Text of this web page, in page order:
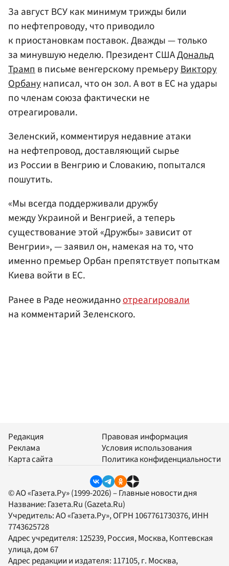
За август ВСУ как минимум трижды били
по нефтепроводу, что приводило
к приостановкам поставок. Дважды — только
за минувшую неделю. Президент СШАДональд
Трампв письме венгерскому премьеруВиктору
Орбанунаписал, что он зол. А вот в ЕС на удары
по членам союза фактически не
отреагировали.
Зеленский, комментируя недавние атаки
на нефтепровод, доставляющий сырье
из России в Венгрию и Словакию, попытался
пошутить.
«Мы всегда поддерживали дружбу
между Украиной и Венгрией, а теперь
существование этой «Дружбы» зависит от
Венгрии», — заявил он, намекая на то, что
именно премьер Орбан препятствует попыткам
Киева войти в ЕС.
Ранее в Раде неожиданноотреагировали
на комментарий Зеленского.
Редакция
Реклама
Карта сайта
Правовая информация
Условия использования
Политика конфиденциальности
© АО «Газета.Ру» (1999-2026) – Главные новости дня
Название: Газета.Ru (Gazeta.Ru)
Учредитель:АО «Газета.Ру», ОГРН 1067761730376, ИНН
7743625728
Адрес учредителя: 125239, Россия, Москва, Коптевская
улица, дом 67
Адрес редакции и издателя: 117105, г. Москва,